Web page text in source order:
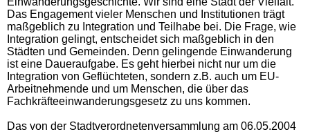
Das Engagement vieler Menschen und Institutionen trägt
maßgeblich zu Integration und Teilhabe bei. Die Frage, wie
Integration gelingt, entscheidet sich maßgeblich in den
Städten und Gemeinden. Denn gelingende Einwanderung
ist eine Daueraufgabe. Es geht hierbei nicht nur um die
Integration von Geflüchteten, sondern z.B. auch um EU-
Arbeitnehmende und um Menschen, die über das
Fachkräfteeinwanderungsgesetz zu uns kommen.
Das von der Stadtverordnetenversammlung am 06.05.2004